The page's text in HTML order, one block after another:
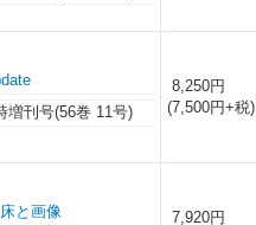
増刊号(56巻 11号)
8,250円
(7,500円+税)
と画像 7,920円